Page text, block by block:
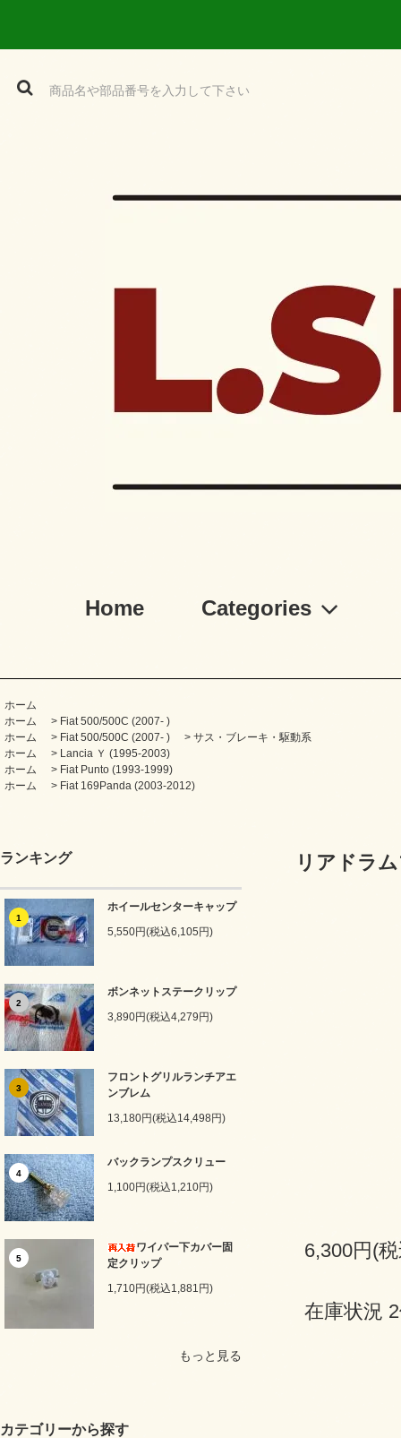
Home Categories
ホーム
ホーム
> Fiat 500/500C (2007- )
ホーム
> Fiat 500/500C (2007- ) > サス・ブレーキ・駆動系
ホーム
> Lancia Ｙ (1995-2003)
ホーム
> Fiat Punto (1993-1999)
ホーム
> Fiat 169Panda (2003-2012)
ランキング
1
ホイールセンターキャップ
5,550円(税込6,105円)
2
ボンネットステークリップ
3,890円(税込4,279円)
3
フロントグリルランチアエ
ンブレム
13,180円(税込14,498円)
4
バックランプスクリュー
1,100円(税込1,210円)
5
ワイパー下カバー固
定クリップ
1,710円(税込1,881円)
もっと見る
カテゴリーから探す
リアドラ
6,300円(
在庫状況